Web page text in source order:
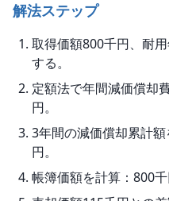
解法ステップ
取得価額800千円、耐
する。
定額法で年間減価償却
円。
3年間の減価償却累計
円。
帳簿価額を計算：800